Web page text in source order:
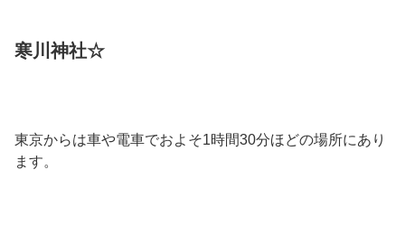
寒川神社☆
東京からは車や電車でおよそ1時間30分ほどの場所にあり
ます。